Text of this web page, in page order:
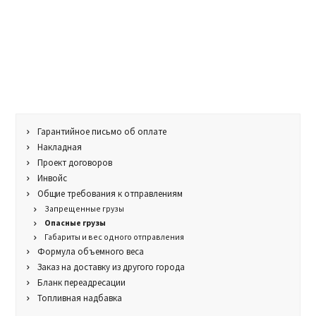
Гарантийное письмо об оплате
Накладная
Проект договоров
Инвойс
Общие требования к отправлениям
Запрещенные грузы
Опасные грузы
Габариты и вес одного отправления
Формула объемного веса
Заказ на доставку из другого города
Бланк переадресации
Топливная надбавка